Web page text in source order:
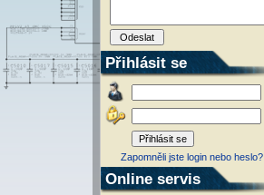
Přihlásit se
Zapomněli jste login nebo heslo?
Online servis